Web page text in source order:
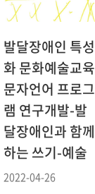
발달장애인 특성
화 문화예술교육
문자언어 프로그
램 연구개발-발
달장애인과 함께
하는 쓰기-예술
2022-04-26